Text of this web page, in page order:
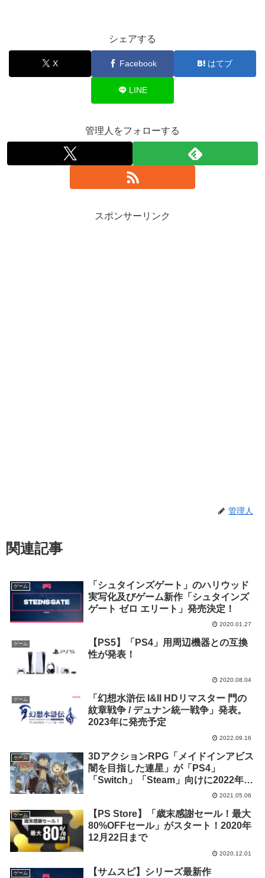
シェアする
X Facebook はてブ
LINE
管理人をフォローする
スポンサーリンク
管理人
関連記事
ゲーム
「シュタインズゲート」のハリウッド
実写化及びゲーム新作「シュタインズ
ゲート ゼロ エリート」発売決定！
2020.01.27
ゲーム
【PS5】「PS4」用周辺機器との互換
性が発表！
2020.08.04
ゲーム
「幻想水滸伝 I&II HDリマスター 門の
紋章戦争 / デュナン統一戦争」発表。
2023年に発売予定
2022.09.16
ゲーム
3DアクションRPG「メイドインアビス
闇を目指した連星」が「PS4」
「Switch」「Steam」向けに2022年発
2021.05.06
ゲーム
【PS Store】「歳末感謝セール！最大
80%OFFセール」がスタート！2020年
12月22日まで
2020.12.01
ゲーム
【サムスピ】シリーズ最新作